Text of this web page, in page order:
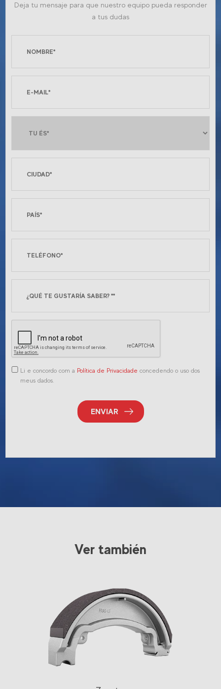
Deja tu mensaje para que nuestro equipo pueda responder
a tus dudas
Li e concordo com a Política de Privacidade concedendo o uso dos
meus dados.
ENVIAR
Ver también